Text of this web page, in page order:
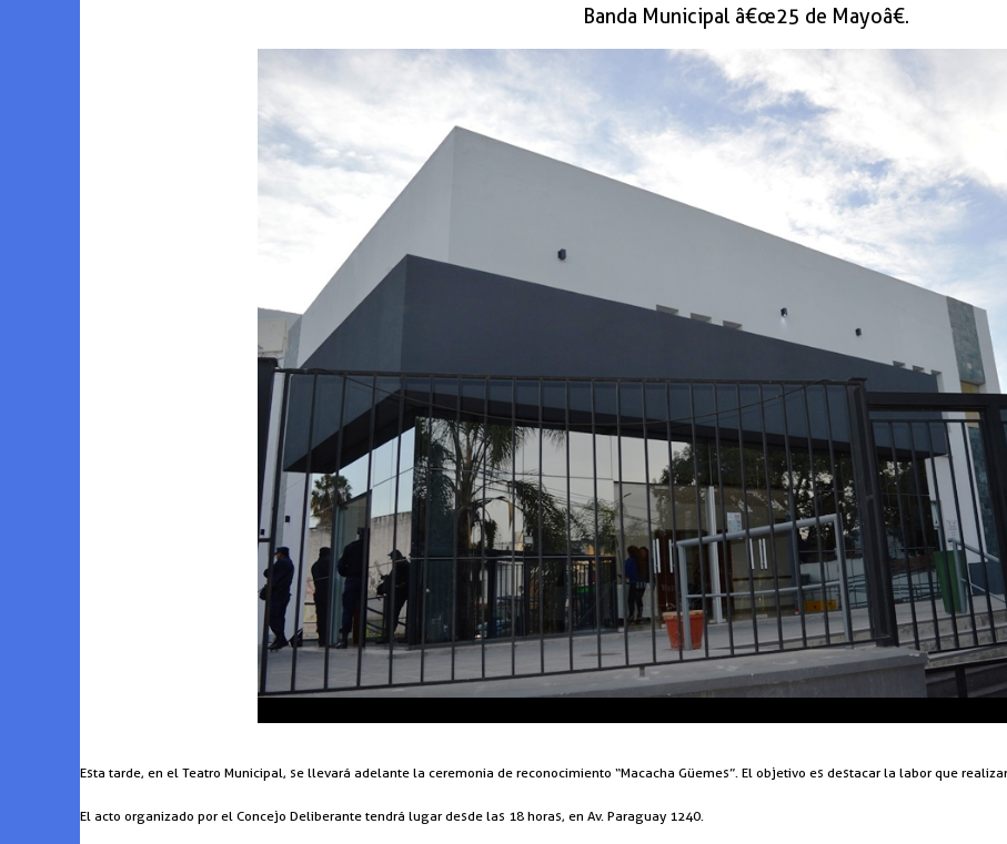
Banda Municipal â€œ25 de Mayoâ€.
Esta tarde, en el Teatro Municipal, se llevará adelante la ceremonia de reconocimiento “Macacha Güemes”. El objetivo es destacar la labor que
El acto organizado por el Concejo Deliberante tendrá lugar desde las 18 horas, en Av. Paraguay 1240.